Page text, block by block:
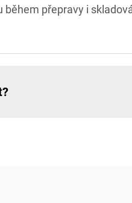
přepravy i